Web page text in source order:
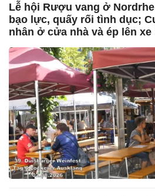
Lễ hội Rượu vang ở
bạo lực, quấy rối tình dục;
nhân ở cửa nhà và ép lên